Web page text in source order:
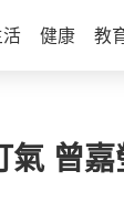
活 健康 教
曾